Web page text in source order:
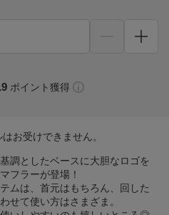
ポイント獲得
お受けできません。
調としたベースに大胆なロゴを
フラーが登場！
ムは、首元はもちろん、回した
せて使い方はさまざま。